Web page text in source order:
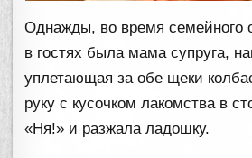
Однажды, во время семейного
в гостях была мама супруга,
уплетающая за обе щеки
руку с кусочком лакомства в
«Ня!» и разжала ладошку.